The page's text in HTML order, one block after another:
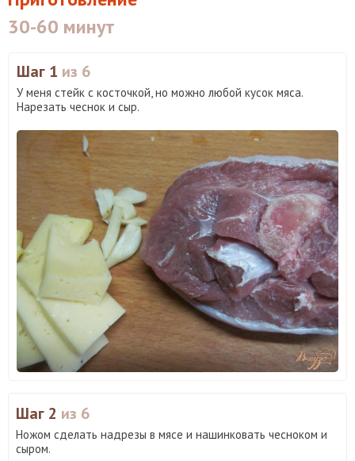
30-60 минут
Шаг 1 из 6
У меня стейк с косточкой, но можно любой кусок мяса.
Нарезать чеснок и сыр.
Шаг 2 из 6
Ножом сделать надрезы в мясе и нашинковать чесноком и
сыром.